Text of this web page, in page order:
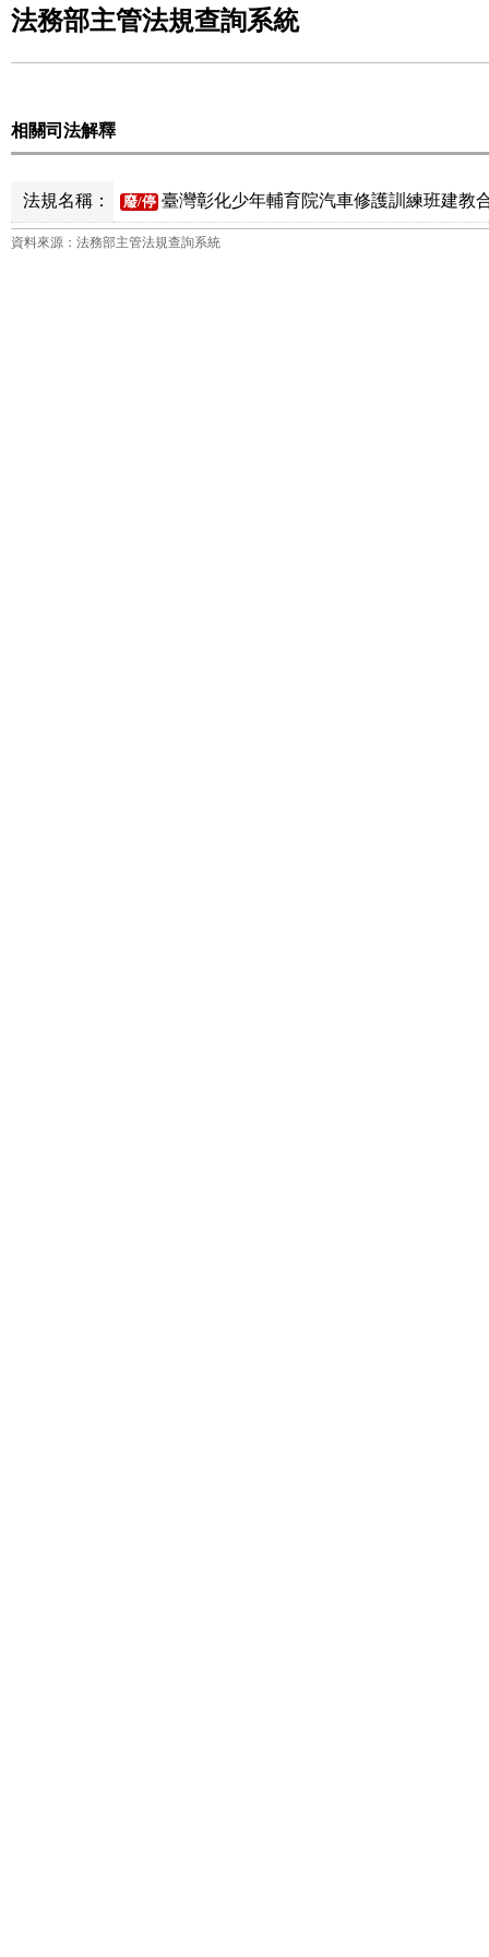
法務部主管法規查詢系統
相關司法解釋
法規名稱： 廢/停 臺灣彰化少年輔育院汽車修護訓練班建教
資料來源：法務部主管法規查詢系統